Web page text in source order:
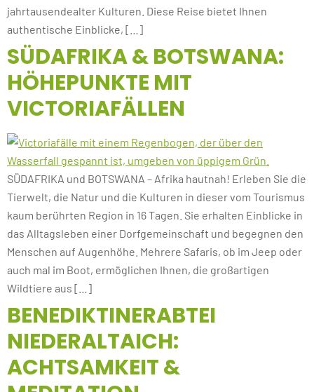
jahrtausendealter Kulturen. Diese Reise bietet Ihnen
authentische Einblicke, […]
SÜDAFRIKA & BOTSWANA:
HÖHEPUNKTE MIT
VICTORIAFÄLLEN
SÜDAFRIKA und BOTSWANA – Afrika hautnah! Erleben Sie die
Tierwelt, die Natur und die Kulturen in dieser vom Tourismus
kaum berührten Region in 16 Tagen. Sie erhalten Einblicke in
das Alltagsleben einer Dorfgemeinschaft und begegnen den
Menschen auf Augenhöhe. Mehrere Safaris, ob im Jeep oder
auch mal im Boot, ermöglichen Ihnen, die großartigen
Wildtiere aus […]
BENEDIKTINERABTEI
NIEDERALTAICH:
ACHTSAMKEIT &